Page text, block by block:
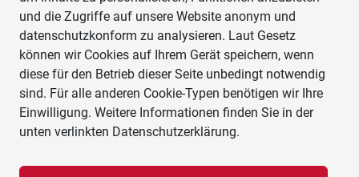
und die Zugriffe auf unsere Website anonym und
datenschutzkonform zu analysieren. Laut Gesetz
können wir Cookies auf Ihrem Gerät speichern, wenn
diese für den Betrieb dieser Seite unbedingt notwendig
sind. Für alle anderen Cookie-Typen benötigen wir Ihre
Einwilligung. Weitere Informationen finden Sie in der
unten verlinkten Datenschutzerklärung.